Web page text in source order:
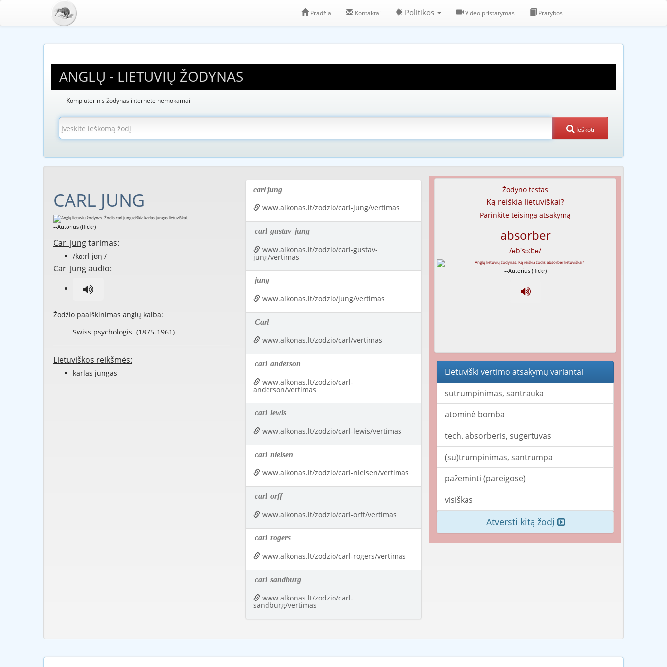
Pradžia Kontaktai Politikos Video pristatymas Pratybos
ANGLŲ - LIETUVIŲ ŽODYNAS
Kompiuterinis žodynas internete nemokamai
Ieškoti
CARL JUNG
--Autorius (flickr)
Carl jungtarimas:
/kɑ:rl jʊŋ /
Carl jungaudio:
Žodžio paaiškinimas anglų kalba:
Swiss psychologist (1875-1961)
Lietuviškos reikšmės:
karlas jungas
carl jung
www.alkonas.lt/zodzio/carl-jung/vertimas
carl gustav jung
www.alkonas.lt/zodzio/carl-gustav-
jung/vertimas
jung
www.alkonas.lt/zodzio/jung/vertimas
Carl
www.alkonas.lt/zodzio/carl/vertimas
carl anderson
www.alkonas.lt/zodzio/carl-
anderson/vertimas
carl lewis
www.alkonas.lt/zodzio/carl-lewis/vertimas
carl nielsen
www.alkonas.lt/zodzio/carl-nielsen/vertimas
carl orff
www.alkonas.lt/zodzio/carl-orff/vertimas
carl rogers
www.alkonas.lt/zodzio/carl-rogers/vertimas
carl sandburg
www.alkonas.lt/zodzio/carl-
sandburg/vertimas
Žodyno testas
Ką reiškia lietuviškai?
Parinkite teisingą atsakymą
absorber
/əb'sɔ:bə/
--Autorius (flickr)
Lietuviški vertimo atsakymų variantai
sutrumpinimas, santrauka
atominė bomba
tech. absorberis, sugertuvas
(su)trumpinimas, santrumpa
pažeminti (pareigose)
visiškas
Atversti kitą žodį